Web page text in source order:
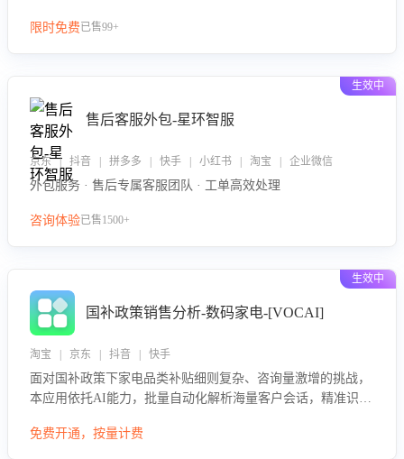
限时免费已售99+
生效中
售后客服外包-星环智服
京东 | 抖音 | 拼多多 | 快手 | 小红书 | 淘宝 | 企业微信
外包服务 · 售后专属客服团队 · 工单高效处理
咨询体验已售1500+
生效中
国补政策销售分析-数码家电-[VOCAI]
淘宝 | 京东 | 抖音 | 快手
面对国补政策下家电品类补贴细则复杂、咨询量激增的挑战，
本应用依托AI能力，批量自动化解析海量客户会话，精准识别
向，深度洞察决策动因。同时全面评估客服团队政策解读准确
免费开通，按量计费